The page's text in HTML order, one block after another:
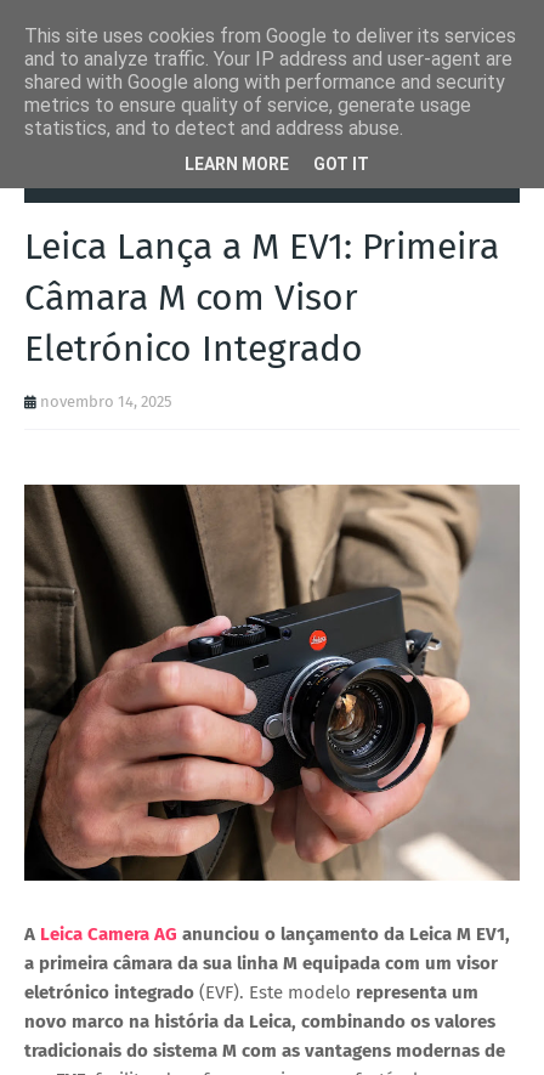
Leica Lança a M EV1: Primeira Câmara M com
Leica Lança a M EV1: Primeira
Câmara M com Visor
Eletrónico Integrado
novembro 14, 2025
A Leica Camera AG anunciou o lançamento da Leica M EV1,
a primeira câmara da sua linha M equipada com um visor
eletrónico integrado (EVF). Este modelo representa um
novo marco na história da Leica, combinando os valores
tradicionais do sistema M com as vantagens modernas de
This site uses cookies from Google to deliver its services
and to analyze traffic. Your IP address and user-agent are
shared with Google along with performance and security
metrics to ensure quality of service, generate usage
statistics, and to detect and address abuse.
LEARN MORE GOT IT